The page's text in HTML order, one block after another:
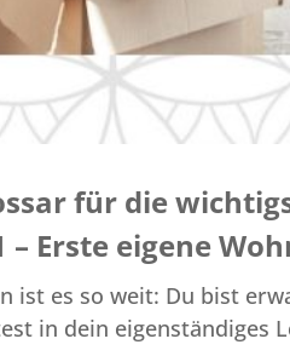
für die
– Erste eigene
ist es so weit: Du bist
in dein eigenständiges